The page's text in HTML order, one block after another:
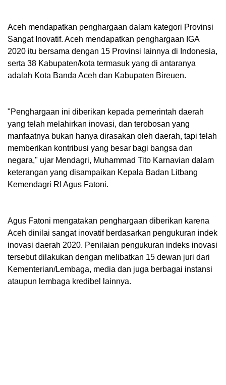
Aceh mendapatkan penghargaan dalam kategori Provinsi
Sangat Inovatif. Aceh mendapatkan penghargaan IGA
2020 itu bersama dengan 15 Provinsi lainnya di Indonesia,
serta 38 Kabupaten/kota termasuk yang di antaranya
adalah Kota Banda Aceh dan Kabupaten Bireuen.
"Penghargaan ini diberikan kepada pemerintah daerah
yang telah melahirkan inovasi, dan terobosan yang
manfaatnya bukan hanya dirasakan oleh daerah, tapi telah
memberikan kontribusi yang besar bagi bangsa dan
negara," ujar Mendagri, Muhammad Tito Karnavian dalam
keterangan yang disampaikan Kepala Badan Litbang
Kemendagri RI Agus Fatoni.
Agus Fatoni mengatakan penghargaan diberikan karena
Aceh dinilai sangat inovatif berdasarkan pengukuran indek
inovasi daerah 2020. Penilaian pengukuran indeks inovasi
tersebut dilakukan dengan melibatkan 15 dewan juri dari
Kementerian/Lembaga, media dan juga berbagai instansi
ataupun lembaga kredibel lainnya.